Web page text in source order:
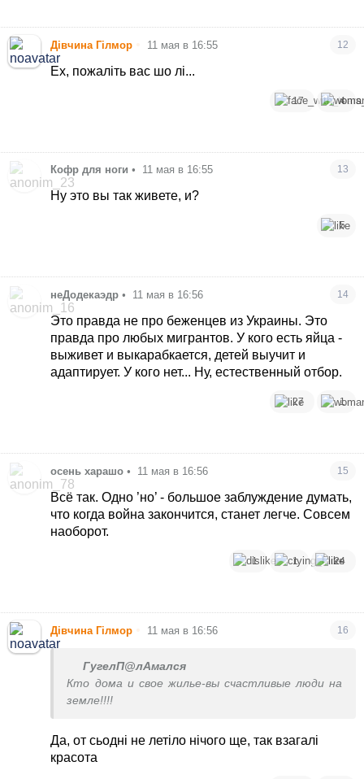
Дівчина Гілмор 11 мая в 16:55 12
Ех, пожаліть вас шо лі...
17 4
Кофр для ноги • 11 мая в 16:55 13
Ну это вы так живете, и?
5
неДодекаэдр • 11 мая в 16:56 14
Это правда не про беженцев из Украины. Это
правда про любых мигрантов. У кого есть яйца -
выживет и выкарабкается, детей выучит и
адаптирует. У кого нет... Ну, естественный отбор.
27 1
осень харашо • 11 мая в 16:56 15
Всё так. Одно ’но’ - большое заблуждение думать,
что когда война закончится, станет легче. Совсем
наоборот.
1 1 24
Дівчина Гілмор 11 мая в 16:56 16
ГугелП@лАмался
Кто дома и свое жилье-вы счастливые люди на
земле!!!!
Да, от сьодні не летіло нічого ще, так взагалі
красота